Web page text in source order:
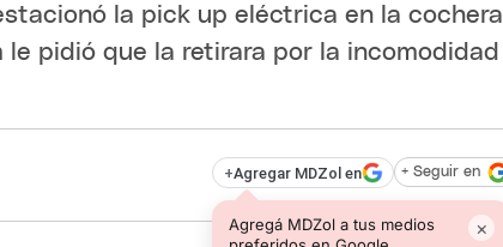
la pick up eléctrica en la
le pidió que la retirara por la
+Agregar MDZol en
Agregá MDZol a tus medios
×
+ Seguir en